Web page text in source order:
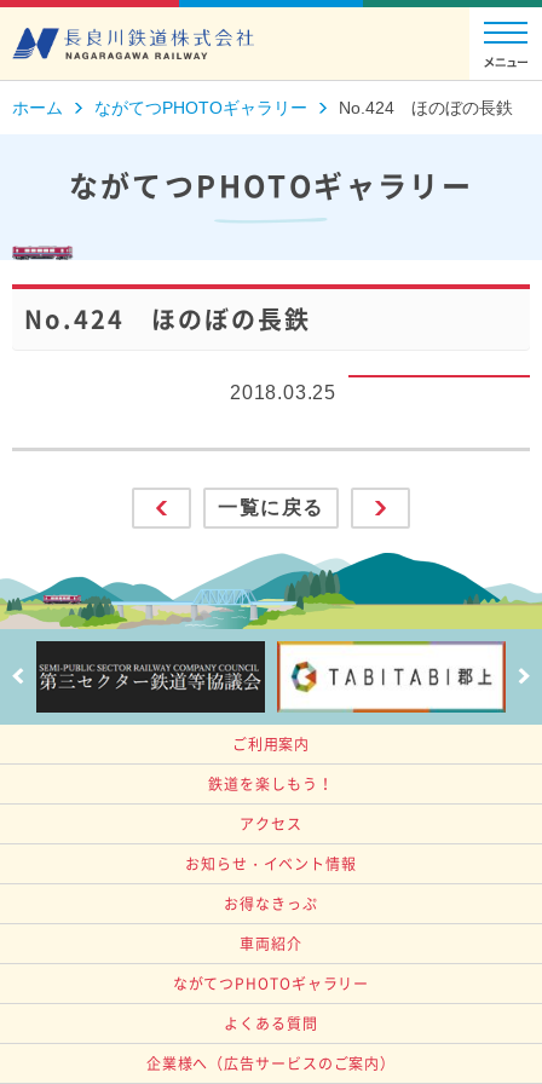
ホーム ながてつPHOTOギャラリー No.424 ほのぼの長鉄
ながてつPHOTOギャラリー
No.424 ほのぼの長鉄
2018.03.25
一覧に戻る
ご利用案内
鉄道を楽しもう！
アクセス
お知らせ・イベント情報
お得なきっぷ
車両紹介
ながてつPHOTOギャラリー
よくある質問
企業様へ （広告サービスのご案内）